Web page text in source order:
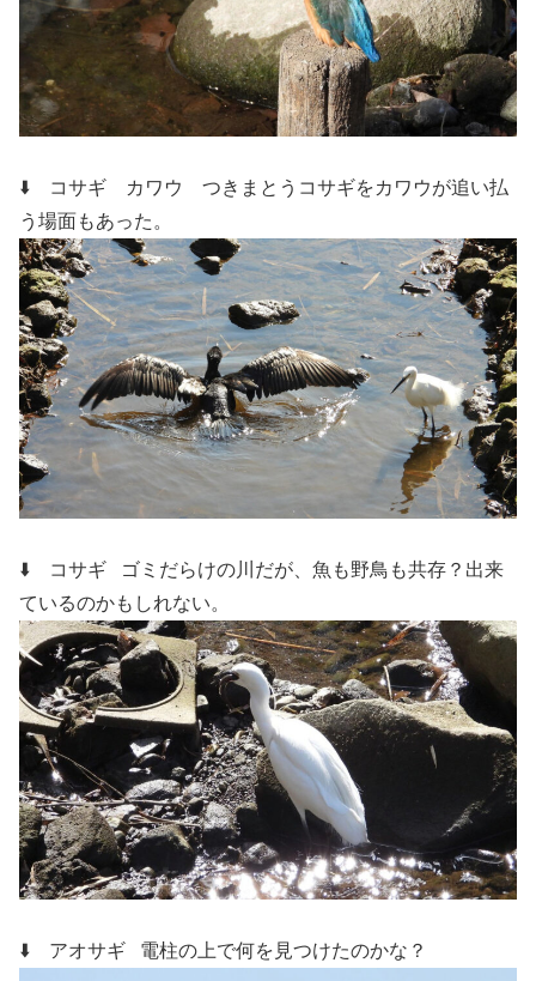
⬇️ コサギ カワウ つきまとうコサギをカワウが追い払
う場面もあった。
⬇️ コサギ
ゴミだらけの川だが、魚も野鳥も共存？出来
ているのかもしれない。
⬇️ アオサギ 電柱の上で何を見つけたのかな？